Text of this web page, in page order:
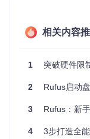
强。
Rufus主界面清晰
Rufus相比其他工
完全免费，无
支持UEFI和
相关内容
1 突破硬件限
2 Rufus启动盘
3 Rufus：新
4 3步打造全